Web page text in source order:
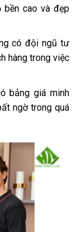
bền cao và đẹp
có đội ngũ tư
hàng trong việc
bảng giá minh
ngờ trong quá